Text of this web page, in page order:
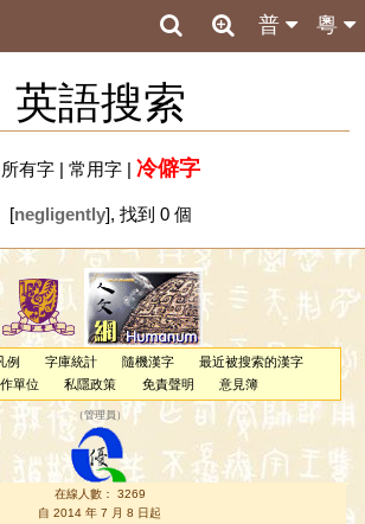
粵
普
英語搜索
所有字| 常用字| 冷僻字
[negligently], 找到 0 個
例 字庫統計 隨機漢字
最近被搜索的漢字
單位 私隱政策 免責聲明 意見簿
（管理員 ）
在線人數： 3269
自 2014 年 7 月 8 日起